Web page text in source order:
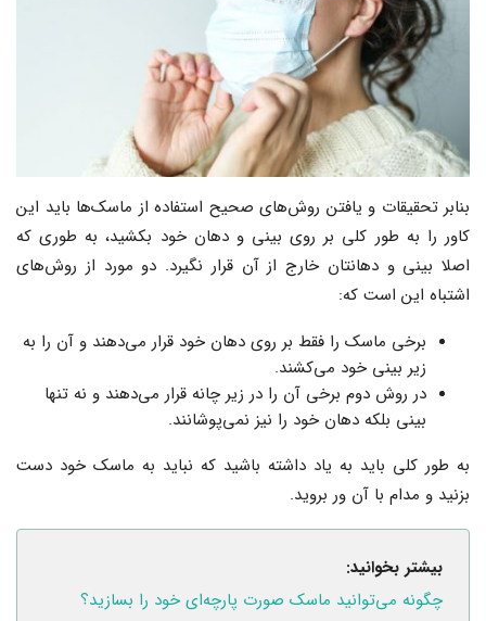
بنابر تحقیقات و یافتن روش‌های صحیح استفاده از ماسک‌ها باید این
کاور را به طور کلی بر روی بینی و دهان خود بکشید، به طوری که
اصلا بینی و دهانتان خارج از آن قرار نگیرد. دو مورد از روش‌های
اشتباه این است که:
برخی ماسک را فقط بر روی دهان خود قرار می‌دهند و آن را به
زیر بینی خود می‌کشند.
در روش دوم برخی آن را در زیر چانه قرار می‌دهند و نه تنها
بینی بلکه دهان خود را نیز نمی‌پوشانند.
به طور کلی باید به یاد داشته باشید که نباید به ماسک خود دست
بزنید و مدام با آن ور بروید.
بیشتر بخوانید:
چگونه می‌توانید ماسک صورت پارچه‌ای خود را بسازید؟